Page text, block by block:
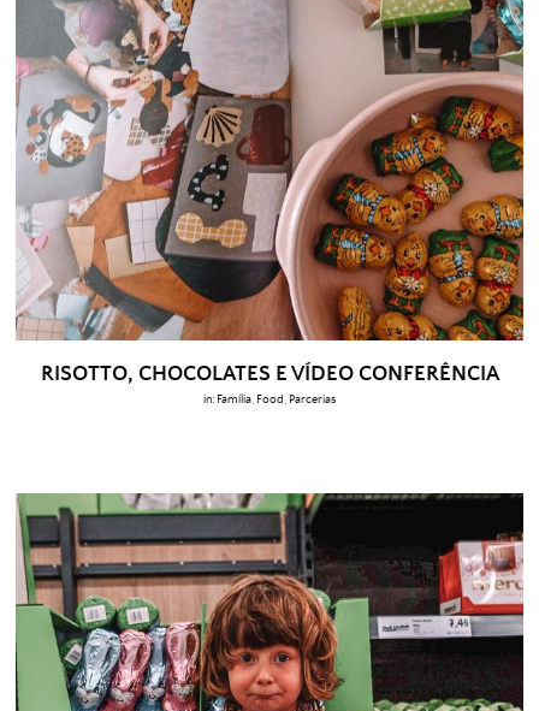
RISOTTO, CHOCOLATES E VÍDEO CONFERÊNCIA
in: Família Food Parcerias